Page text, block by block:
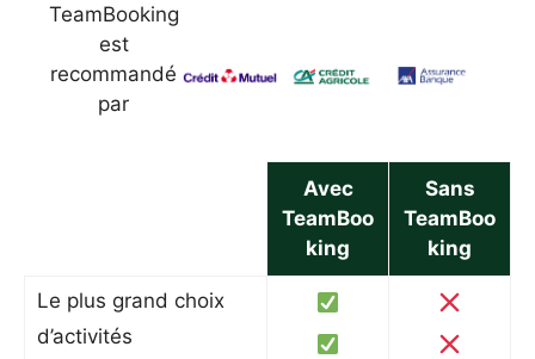
TeamBooking
est
recommandé
par
Avec
TeamBoo
king
Sans
TeamBoo
king
Le plus grand choix
d’activités